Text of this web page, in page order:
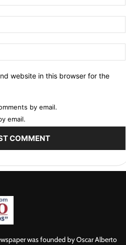
website in this browser for the
by email.
email.
was founded by Oscar Alberto